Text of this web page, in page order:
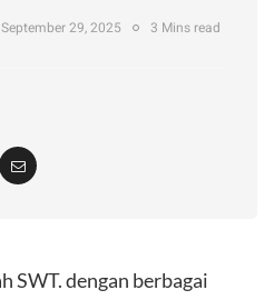
September 29, 2025 3 Mins read
SWT. dengan berbagai